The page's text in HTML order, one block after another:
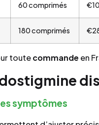
60 comprimés
180 comprimés
toutecommande en
symptômes